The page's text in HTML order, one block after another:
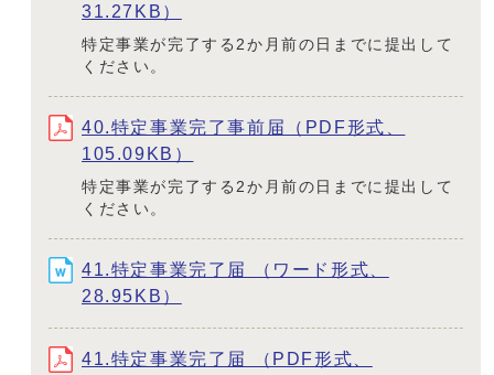
31.27KB）
特定事業が完了する2か月前の日までに提出して
ください。
40.特定事業完了事前届（PDF形式、
105.09KB）
特定事業が完了する2か月前の日までに提出して
ください。
41.特定事業完了届 （ワード形式、
28.95KB）
41.特定事業完了届 （PDF形式、